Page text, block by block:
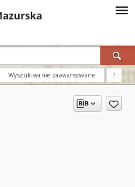
Wyszukiwanie zaawansowane ?